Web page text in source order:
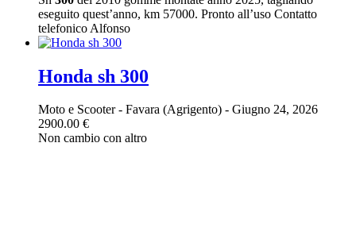
eseguito quest’anno, km 57000. Pronto all’uso Contatto
telefonico Alfonso
Honda sh 300
Moto e Scooter- Favara (Agrigento) - Giugno 24, 2026
2900.00 €
Non cambio con altro